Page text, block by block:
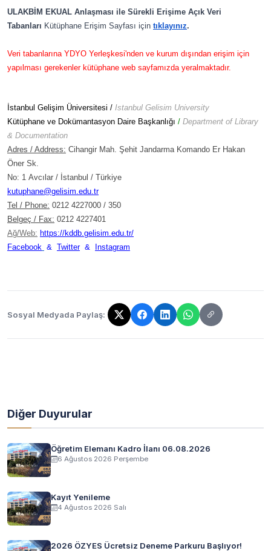
ULAKBİM EKUAL Anlaşması ile Sürekli Erişime Açık Veri
Tabanları Kütüphane Erişim Sayfası için tıklayınız.
Veri tabanlarına YDYO Yerleşkesi'nden ve kurum dışından erişim için
yapılması gerekenler kütüphane web sayfamızda yeralmaktadır.
İstanbul Gelişim Üniversitesi / Istanbul Gelisim University
Kütüphane ve Dokümantasyon Daire Başkanlığı / Department of Library
& Documentation
Adres / Address: Cihangir Mah. Şehit Jandarma Komando Er Hakan
Öner Sk.
No: 1 Avcılar / İstanbul / Türkiye
kutuphane@gelisim.edu.tr
Tel / Phone: 0212 4227000 / 350
Belgeç / Fax: 0212 4227401
Ağ/Web: https://kddb.gelisim.edu.tr/
Facebook & Twitter& Instagram
Sosyal Medyada Paylaş:
Bağlantı kopyalandı!
Diğer Duyurular
Öğretim Elemanı Kadro İlanı 06.08.2026
6 Ağustos 2026 Perşembe
Kayıt Yenileme
4 Ağustos 2026 Salı
2026 ÖZYES Ücretsiz Deneme Parkuru Başlıyor!